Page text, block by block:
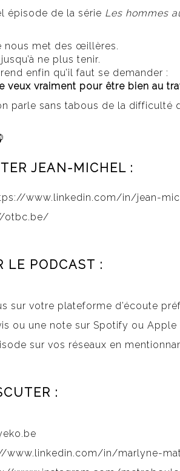
épisode de la série Les hommes
nous met des œillères.
ne plus tenir.
enfin qu’il faut se demander :
veux vraiment pour être bien au
parle sans tabous de la difficulté
JEAN-MICHEL :
www.linkedin.com/in/jean-
otbc.be/
LE PODCAST :
sur votre plateforme d’écoute
ou une note sur Spotify ou Apple
sur vos réseaux en
:
www.linkedin.com/in/marlyne-